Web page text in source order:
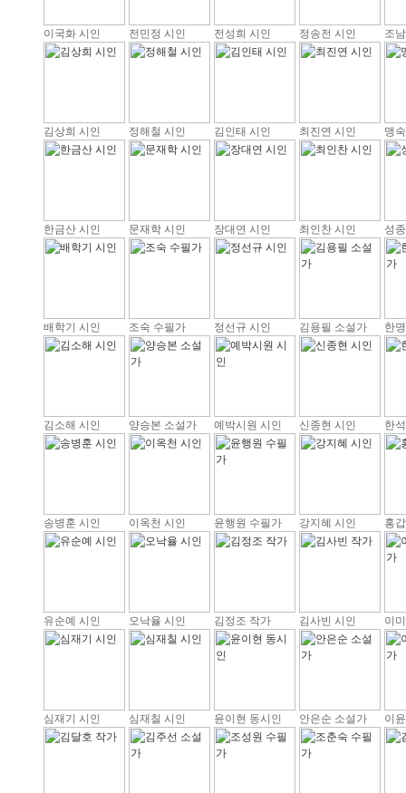
이국화 시인 전민정 시인 전성희 시인 정송전 시인 조
김상희 시인 정해철 시인 김인태 시인 최진연 시인 맹
한금산 시인 문재학 시인 장대연 시인 최인찬 시인 성
배학기 시인 조숙 수필가 정선규 시인 김용필 소설가 한
김소해 시인 양승본 소설가 예박시원 시인 신종현 시인 한
송병훈 시인 이옥천 시인 윤행원 수필가 강지혜 시인 홍
유순예 시인 오낙율 시인 김정조 작가 김사빈 시인 이
심재기 시인 심재칠 시인 윤이현 동시인 안은순 소설가 이